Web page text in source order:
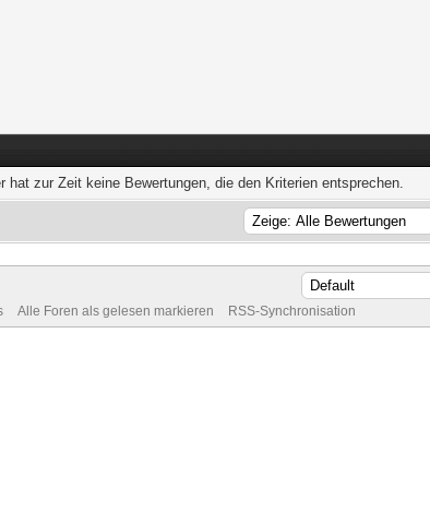
hat zur Zeit keine Bewertungen, die den Kriterien entsprechen.
Alle Foren als gelesen markieren RSS-Synchronisation